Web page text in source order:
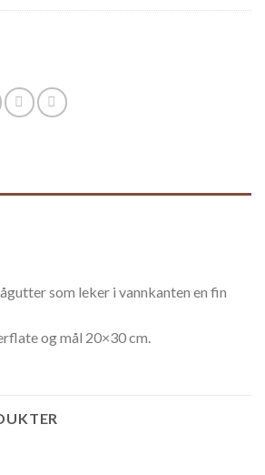
som leker i vannkanten en fin
og mål 20×30 cm.